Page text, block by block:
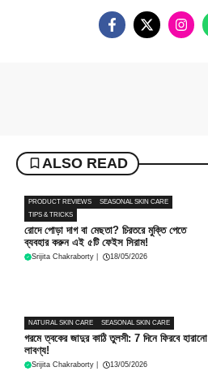
ALSO READ
PRODUCT REVIEWS
SEASONAL SKIN CARE
TIPS & TRICKS
রোদে পোড়া দাগ বা মেছতা? চিরতরে মুক্তি পেতে
ব্যবহার করুন এই ৫টি ফেইস সিরাম!
Srijita Chakraborty 18/05/2026
NATURAL SKIN CARE SEASONAL SKIN CARE
গরমে ত্বকের জাদুর কাঠি তুলসী: 7 দিনে ফিরবে হারানো
লাবণ্য!
Srijita Chakraborty 13/05/2026